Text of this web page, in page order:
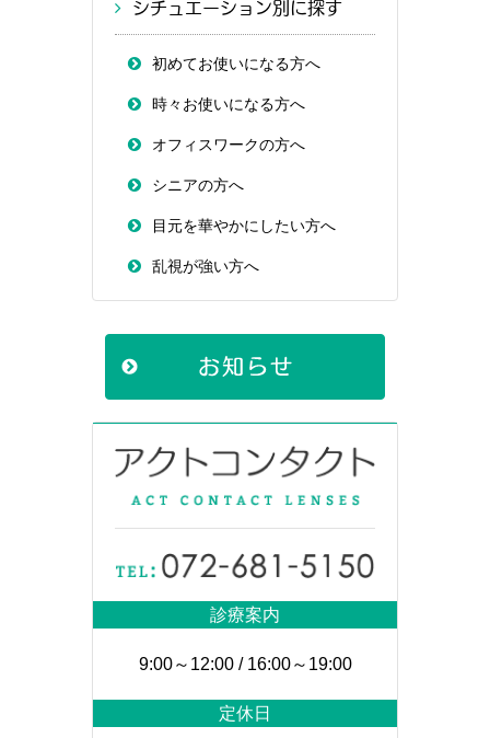
シチュエーション別に探す
初めてお使いになる方へ
時々お使いになる方へ
オフィスワークの方へ
シニアの方へ
目元を華やかにしたい方へ
乱視が強い方へ
診療案内
9:00～12:00 / 16:00～19:00
定休日